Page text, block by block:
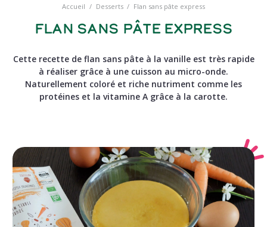
Accueil / Desserts / Flan sans pâte express
Flan sans pâte express
Cette recette de flan sans pâte à la vanille est très rapide
à réaliser grâce à une cuisson au micro-onde.
Naturellement coloré et riche nutriment comme les
protéines et la vitamine A grâce à la carotte.